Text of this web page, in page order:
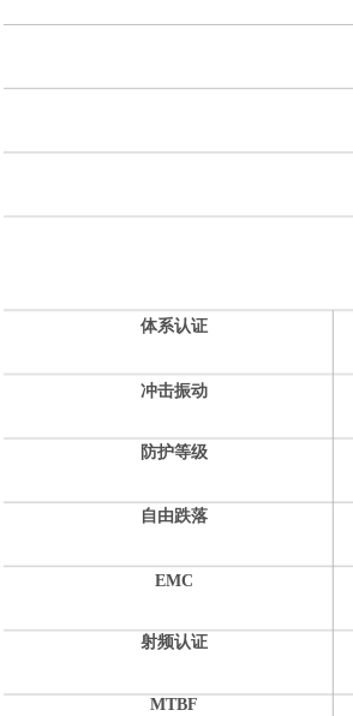
体系认证
冲击振动
防护等级
EMC
射频认证
自由跌落
MTBF